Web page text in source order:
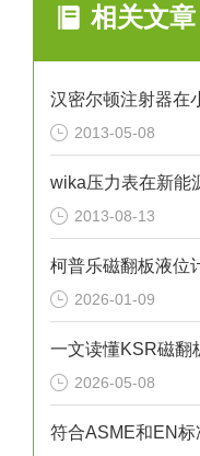
相关文章
汉密尔顿注射器在
2013-05-08
wika压力表在新能
2013-08-13
2026-01-09
2026-05-08
符合ASME和EN